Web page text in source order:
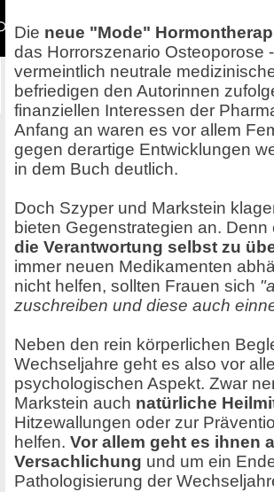
Die neue "Mode"
das Horrorszenario Osteoporose
vermeintlich neutrale
befriedigen den Autorinnen
finanziellen Interessen der
Anfang an waren es vor allem
gegen derartige Entwicklungen
in dem Buch deutlich.
Doch Szyper und Markstein
bieten Gegenstrategien an.
die Verantwortung selbst zu
immer neuen Medikamenten
nicht helfen, sollten Frauen sich
zuschreiben und diese auch
Neben den rein körperlichen
Wechseljahre geht es also vor
psychologischen Aspekt. Zwar
Markstein auch natürliche
Hitzewallungen oder zur
helfen. Vor allem geht es ihnen
Versachlichung und um ein
Pathologisierung der